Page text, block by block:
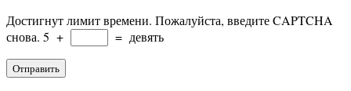
Достигнут лимит времени. Пожалуйста, введите CAPTCHA
снова. 5 + = девять